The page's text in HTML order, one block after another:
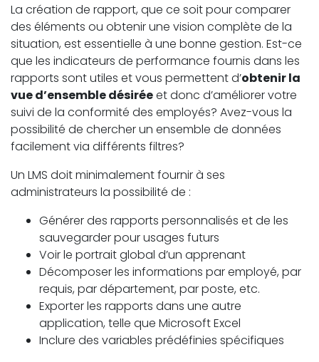
La création de rapport, que ce soit pour comparer
des éléments ou obtenir une vision complète de la
situation, est essentielle à une bonne gestion. Est-ce
que les indicateurs de performance fournis dans les
rapports sont utiles et vous permettent d’obtenir la
vue d’ensemble désiréeet donc d’améliorer votre
suivi de la conformité des employés? Avez-vous la
possibilité de chercher un ensemble de données
facilement via différents filtres?
Un LMS doit minimalement fournir à ses
administrateurs la possibilité de :
Générer des rapports personnalisés et de les
sauvegarder pour usages futurs
Voir le portrait global d’un apprenant
Décomposer les informations par employé, par
requis, par département, par poste, etc.
Exporter les rapports dans une autre
application, telle que Microsoft Excel
Inclure des variables prédéfinies spécifiques